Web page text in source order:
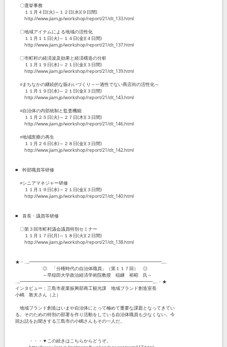
〇選挙事務
１１月４日(火)～１２日(水)(９日間)
http://www.jiam.jp/workshop/report/21/dt_133.html
〇地域アイテムによる地域の活性化
１１月１１日(火)～１４日(金)(４日間)
http://www.jiam.jp/workshop/report/21/dt_137.html
〇市町村の経済波及効果と経済構造の分析
１１月１９日(水)～２１日(金)(３日間)
http://www.jiam.jp/workshop/report/21/dt_139.html
○まちなかの継続的な賑わいづくり～一過性でない商店街の活性化～
１１月１９日(水)～２１日(金)(３日間)
http://www.jiam.jp/workshop/report/21/dt_143.html
○自治体の内部統制と監査機能
１１月２５日(火)～２７日(木)(３日間)
http://www.jiam.jp/workshop/report/21/dt_146.html
○地域医療の再生
１１月２６日(水)～２８日(金)(３日間)
http://www.jiam.jp/workshop/report/21/dt_142.html
■ 幹部職員等研修
○シニアマネジャー研修
１１月１９日(水)～２１日(金)(３日間)
http://www.jiam.jp/workshop/report/21/dt_140.html
■ 首長・議員等研修
〇第３回市町村議会議員特別セミナー
１１月１７日(月)～１８日(火)(２日間)
http://www.jiam.jp/workshop/report/21/dt_138.html
★・‥...━━━━━━━━━━━━━━━━━━━━━━━━━━━━━...‥
◎ 「分権時代の自治体職員」（第１１７回） ◎
～早稲田大学政治経済学術院教授 稲継 裕昭 氏～
‥...━━━━━━━━━━━━━━━━━━━━━━━━━━━━━...‥・★
インタビュー：三島市産業振興部商工観光課 地域ブランド創造室長
小嶋 敦夫さん（上）
地域ブランド創造はいまや自治体にとって極めて重要な課題となってきてい
る。そのための特別の部署を作り活動をしている自治体職員も少なくない。今
回お話をお聞きする三島市の小嶋さんもその一人だ。
・・・▼この続きはこちらからどうぞ。